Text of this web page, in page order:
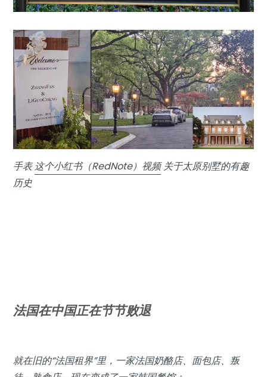
手表这个小红书（RedNote）视频关于太原别墅的有趣
历史
法国在中国正在节节败退
就在旧的“法国租界”里，一家法国奶酪店、面包店、叛